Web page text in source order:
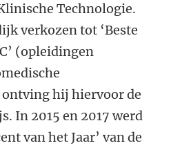
Technologie.
verkozen tot ‘Beste
(opleidingen
ontving hij hiervoor de
In 2015 en 2017 werd
van het Jaar’ van de